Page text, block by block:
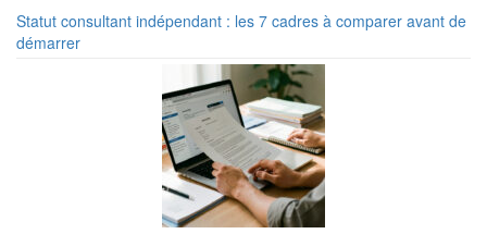
Statut consultant indépendant : les 7 cadres à comparer avant de
démarrer